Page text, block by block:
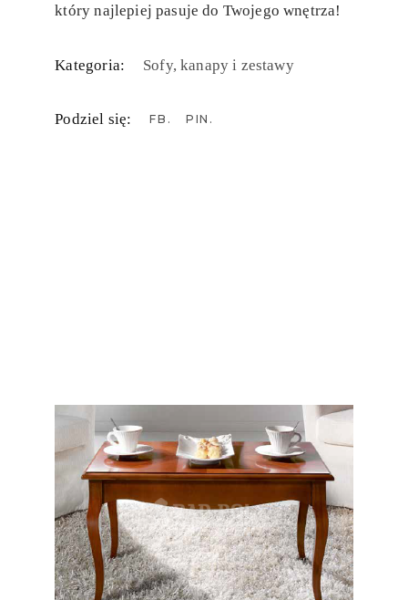
który najlepiej pasuje do Twojego wnętrza!
Kategoria: Sofy, kanapy i zestawy
Podziel się: FB PIN